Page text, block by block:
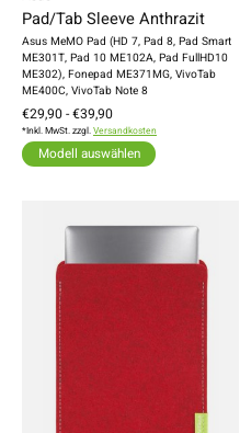
Pad/Tab Sleeve Anthrazit
Asus MeMO Pad (HD 7, Pad 8, Pad Smart
ME301T, Pad 10 ME102A, Pad FullHD10
ME302), Fonepad ME371MG, VivoTab
ME400C, VivoTab Note 8
€29,90 - €39,90
*Inkl. MwSt. zzgl.Versandkosten
Modell auswählen